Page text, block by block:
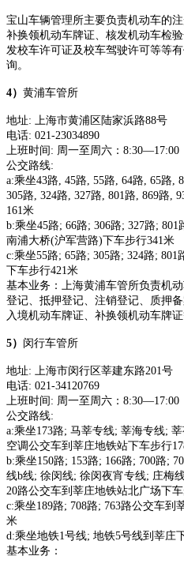
宝山车辆管理所主要负责机动车的
补换领机动车牌证、核发机动车检
发校车许可证及校车驾驶许可等等
询。
4） 黄浦车管所
地址: 上海市黄浦区陆家浜路88号
电话: 021-23034890
上班时间 : 周一至周六： 8:30—17:00
公交路线:
a:乘坐43路, 45路, 55路, 64路, 65路,
305路, 324路, 327路, 801路, 869路,
161米
b:乘坐45路; 66路; 306路; 327路; 801
南浦大桥(沪军营路)下车步行341米
c:乘坐55路; 65路; 305路; 324路;
下车步行421米
基本业务：
上海黄浦车管所负责机
登记、抵押登记、注销登记、质押
入境机动车牌证、补换领机动车牌证
5） 闵行车管所
地址: 上海市闵行区莘建东路201号
电话: 021-34120769
上班时间 : 周一至周六： 8:30—17:00
公交路线:
a:乘坐173路; 马莘专线; 莘海专线;
空调公交车到莘庄地铁站下车步行
b:乘坐150路; 153路; 166路; 700路;
线b线; 徐闵线; 徐闵夜宵专线; 庄梅
20路公交车到莘庄地铁站北广场下
c:乘坐189路; 708路; 763路公交车到
米
d:乘坐地铁1号线; 地铁5号线到莘庄
基本业务：